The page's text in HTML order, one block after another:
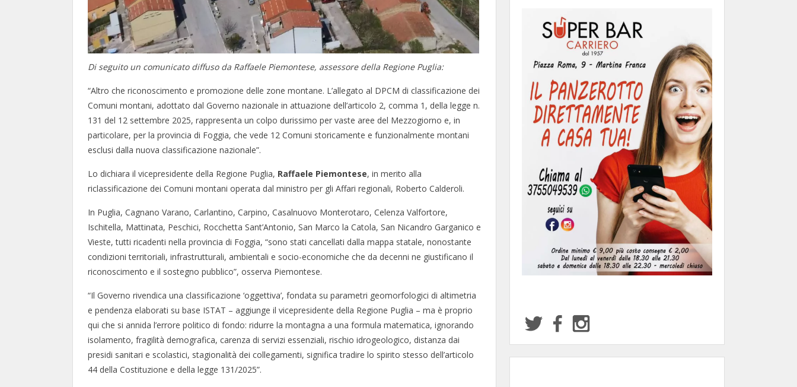
Di seguito un comunicato diffuso da Raffaele Piemontese, assessore della Regione Puglia:
“Altro che riconoscimento e promozione delle zone montane. L’allegato al DPCM di classificazione dei
Comuni montani, adottato dal Governo nazionale in attuazione dell’articolo 2, comma 1, della legge n.
131 del 12 settembre 2025, rappresenta un colpo durissimo per vaste aree del Mezzogiorno e, in
particolare, per la provincia di Foggia, che vede 12 Comuni storicamente e funzionalmente montani
esclusi dalla nuova classificazione nazionale”.
Lo dichiara il vicepresidente della Regione Puglia, Raffaele Piemontese, in merito alla
riclassificazione dei Comuni montani operata dal ministro per gli Affari regionali, Roberto Calderoli.
In Puglia, Cagnano Varano, Carlantino, Carpino, Casalnuovo Monterotaro, Celenza Valfortore,
Ischitella, Mattinata, Peschici, Rocchetta Sant’Antonio, San Marco la Catola, San Nicandro Garganico e
Vieste, tutti ricadenti nella provincia di Foggia, “sono stati cancellati dalla mappa statale, nonostante
condizioni territoriali, infrastrutturali, ambientali e socio-economiche che da decenni ne giustificano il
riconoscimento e il sostegno pubblico”, osserva Piemontese.
“Il Governo rivendica una classificazione ‘oggettiva’, fondata su parametri geomorfologici di altimetria
e pendenza elaborati su base ISTAT – aggiunge il vicepresidente della Regione Puglia – ma è proprio
qui che si annida l’errore politico di fondo: ridurre la montagna a una formula matematica, ignorando
isolamento, fragilità demografica, carenza di servizi essenziali, rischio idrogeologico, distanza dai
presidi sanitari e scolastici, stagionalità dei collegamenti, significa tradire lo spirito stesso dell’articolo
44 della Costituzione e della legge 131/2025”.